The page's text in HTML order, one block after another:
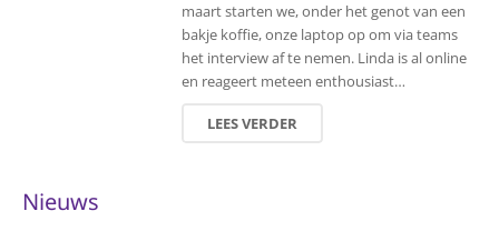
maart starten we, onder het genot van een
bakje koffie, onze laptop op om via teams
het interview af te nemen. Linda is al online
en reageert meteen enthousiast…
LEES VERDER
Nieuws